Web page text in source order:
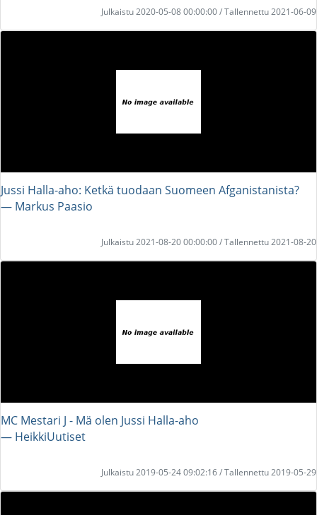
Julkaistu 2020-05-08 00:00:00 / Tallennettu 2021-06-09
Jussi Halla-aho: Ketkä tuodaan Suomeen Afganistanista?
― Markus Paasio
Julkaistu 2021-08-20 00:00:00 / Tallennettu 2021-08-20
MC Mestari J - Mä olen Jussi Halla-aho
― HeikkiUutiset
Julkaistu 2019-05-24 09:02:16 / Tallennettu 2019-05-29